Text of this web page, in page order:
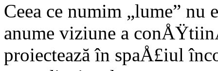
Ceea ce numim „lume” nu
anume viziune a
proiectează în spaÅ£iul